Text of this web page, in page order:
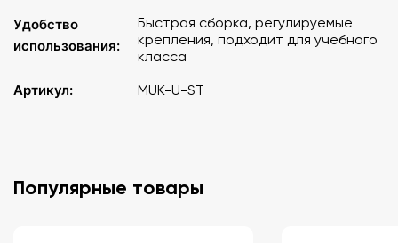
Удобство
использования:
Быстрая сборка, регулируемые
крепления, подходит для учебного
класса
Артикул:
MUK-U-ST
Популярные товары